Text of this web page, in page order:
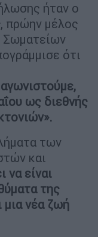
ήταν ο
, πρώην μέλος
Σωματείων
ότι
ως διεθνής
των
και
να είναι
της
μια νέα ζωή